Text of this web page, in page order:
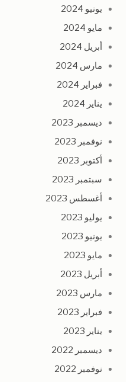
يونيو 2024
مايو 2024
أبريل 2024
مارس 2024
فبراير 2024
يناير 2024
ديسمبر 2023
نوفمبر 2023
أكتوبر 2023
سبتمبر 2023
أغسطس 2023
يوليو 2023
يونيو 2023
مايو 2023
أبريل 2023
مارس 2023
فبراير 2023
يناير 2023
ديسمبر 2022
نوفمبر 2022